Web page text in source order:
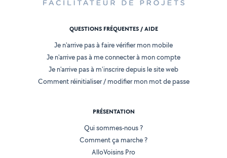
QUESTIONS FRÉQUENTES / AIDE
Je n'arrive pas à faire vérifier mon mobile
Je n'arrive pas à me connecter à mon compte
Je n'arrive pas à m'inscrire depuis le site web
Comment réinitialiser / modifier mon mot de passe
PRÉSENTATION
Qui sommes-nous ?
Comment ça marche ?
AlloVoisins Pro